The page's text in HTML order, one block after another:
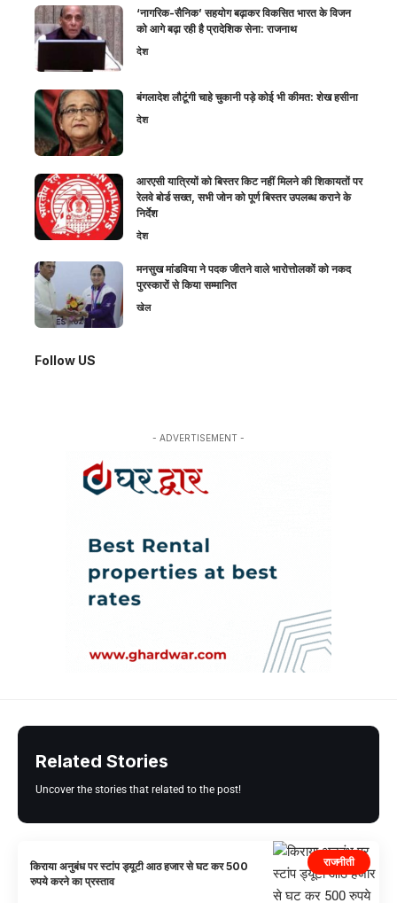
‘नागरिक-सैनिक’ सहयोग बढ़ाकर विकसित भारत के विजन
को आगे बढ़ा रही है प्रादेशिक सेना: राजनाथ
देश
बंगलादेश लौटूंगी चाहे चुकानी पड़े कोई भी कीमत: शेख हसीना
देश
आरएसी यात्रियों को बिस्तर किट नहीं मिलने की शिकायतों पर
रेलवे बोर्ड सख्त, सभी जोन को पूर्ण बिस्तर उपलब्ध कराने के
निर्देश
देश
मनसुख मांडविया ने पदक जीतने वाले भारोत्तोलकों को नकद
पुरस्कारों से किया सम्मानित
खेल
Follow US
- ADVERTISEMENT -
Related Stories
Uncover the stories that related to the post!
राजनीती
किराया अनुबंध पर स्टांप ड्यूटी आठ हजार से घट कर 500
रुपये करने का प्रस्ताव